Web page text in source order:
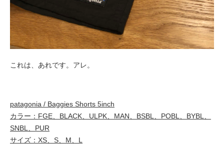
これは、あれです。アレ。
patagonia / Baggies Shorts 5inch
カラー：FGE、BLACK、ULPK、MAN、BSBL、POBL、BYBL、
SNBL、PUR
サイズ：XS、S、M、L